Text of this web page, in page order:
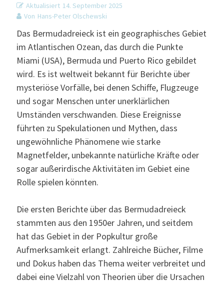
Aktualisiert 14. September 2025
Von Hans-Peter Olschewski
Das Bermudadreieck ist ein geographisches Gebiet
im Atlantischen Ozean, das durch die Punkte
Miami (USA), Bermuda und Puerto Rico gebildet
wird. Es ist weltweit bekannt für Berichte über
mysteriöse Vorfälle, bei denen Schiffe, Flugzeuge
und sogar Menschen unter unerklärlichen
Umständen verschwanden. Diese Ereignisse
führten zu Spekulationen und Mythen, dass
ungewöhnliche Phänomene wie starke
Magnetfelder, unbekannte natürliche Kräfte oder
sogar außerirdische Aktivitäten im Gebiet eine
Rolle spielen könnten.
Die ersten Berichte über das Bermudadreieck
stammten aus den 1950er Jahren, und seitdem
hat das Gebiet in der Popkultur große
Aufmerksamkeit erlangt. Zahlreiche Bücher, Filme
und Dokus haben das Thema weiter verbreitet und
dabei eine Vielzahl von Theorien über die Ursachen